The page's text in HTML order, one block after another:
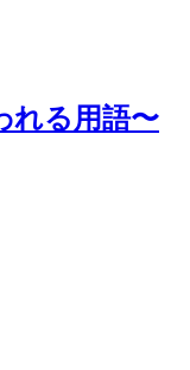
れる用語〜